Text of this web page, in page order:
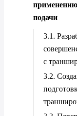
подачи
3.1.
с
3.2.